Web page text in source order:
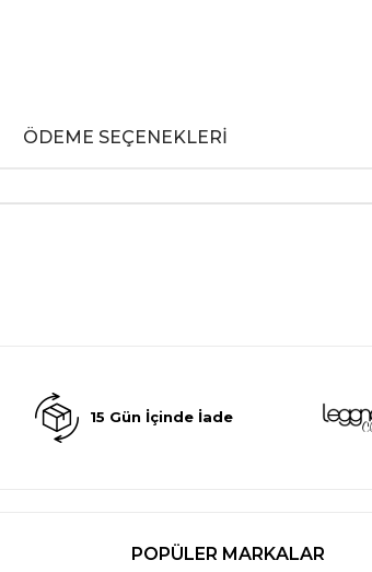
ÖDEME SEÇENEKLERI
15 Gün İçinde İade
POPÜLER MARKALAR